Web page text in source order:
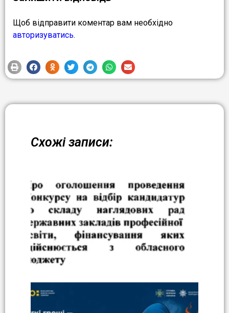
Щоб відправити коментар вам необхідно
авторизуватись.
Схожі записи: